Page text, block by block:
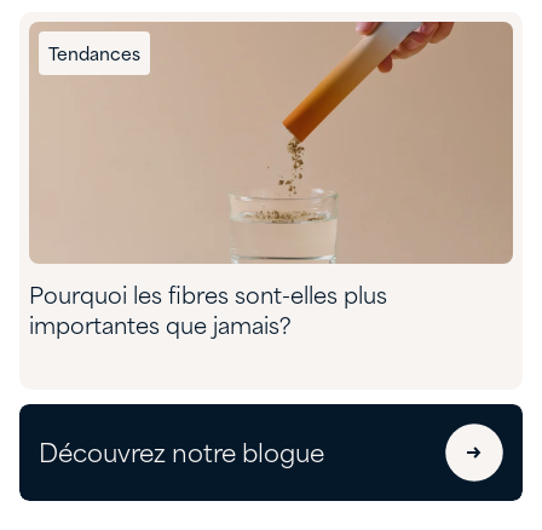
Tendances
Pourquoi les fibres sont-elles plus
importantes que jamais?
Découvrez notre blogue